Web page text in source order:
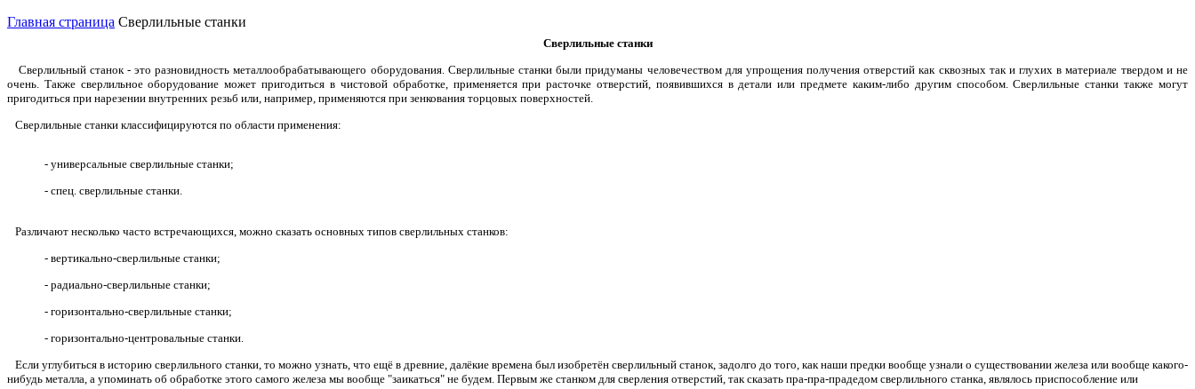
Главная страница Сверлильные станки
Сверлильные станки
Сверлильный станок - это разновидность металлообрабатывающего оборудования. Сверлильные станки были придуманы человечеством для упрощения получения отверстий как сквозных так и глухих в материале твердом и не
очень. Также сверлильное оборудование может пригодиться в чистовой обработке, применяется при расточке отверстий, появившихся в детали или предмете каким-либо другим способом. Сверлильные станки также могут
пригодиться при нарезении внутренних резьб или, например, применяются при зенкования торцовых поверхностей.
Сверлильные станки классифицируются по области применения:
- универсальные сверлильные станки;
- спец. сверлильные станки.
Различают несколько часто встречающихся, можно сказать основных типов сверлильных станков:
- вертикально-сверлильные станки;
- радиально-сверлильные станки;
- горизонтально-сверлильные станки;
- горизонтально-центровальные станки.
Если углубиться в историю сверлильного станки, то можно узнать, что ещё в древние, далёкие времена был изобретён сверлильный станок, задолго до того, как наши предки вообще узнали о существовании железа или вообще какого-
нибудь металла, а упоминать об обработке этого самого железа мы вообще "заикаться" не будем. Первым же станком для сверления отверстий, так сказать пра-пра-прадедом сверлильного станка, являлось приспособление или